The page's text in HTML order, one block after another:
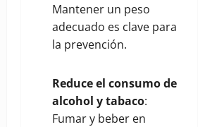
Mantener un peso
adecuado es clave para
la prevención.
Reduce el consumo de
alcohol y tabaco:
Fumar y beber en